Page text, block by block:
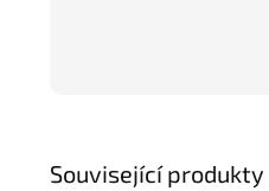
Související produkty